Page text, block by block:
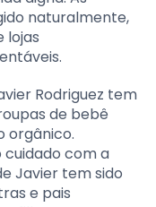
naturalmente,
lojas
Rodriguez tem
de bebê
orgânico.
cuidado com a
Javier tem sido
e pais